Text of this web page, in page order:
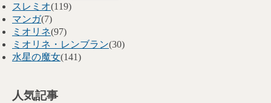
スレミオ(119)
マンガ(7)
ミオリネ(97)
ミオリネ・レンブラン(30)
水星の魔女(141)
人気記事